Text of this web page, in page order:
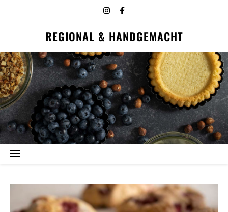
REGIONAL & HANDGEMACHT